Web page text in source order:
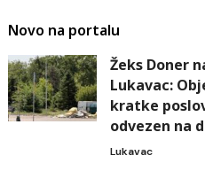
Novo na portalu
Žeks Doner
Lukavac:
kratke
odvezen na
Lukavac